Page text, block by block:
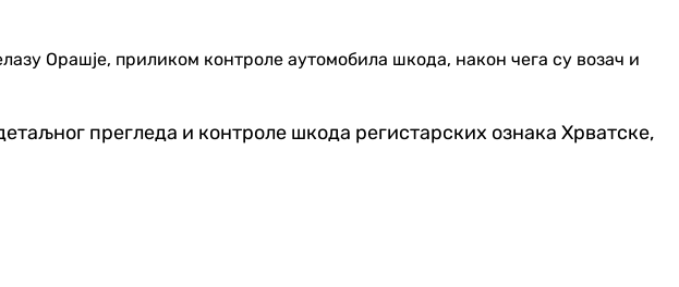
Орашје, приликом контроле аутомобила шкода, након чега су возач и
прегледа и контроле шкода регистарских ознака Хрватске,